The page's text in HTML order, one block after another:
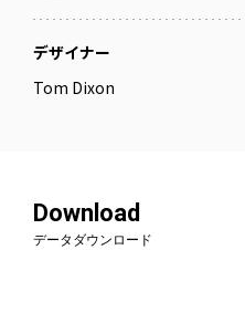
デザイナー
Tom Dixon
Download
データダウンロード